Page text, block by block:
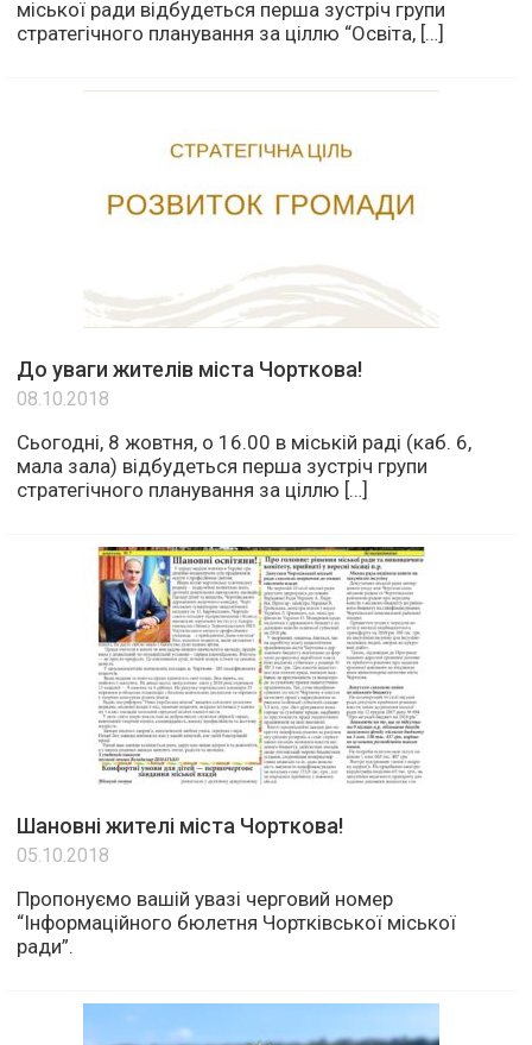
міської ради відбудеться перша зустріч групи
стратегічного планування за ціллю “Освіта, […]
До уваги жителів міста Чорткова!
08.10.2018
Сьогодні, 8 жовтня, о 16.00 в міській раді (каб. 6,
мала зала) відбудеться перша зустріч групи
стратегічного планування за ціллю […]
Шановні жителі міста Чорткова!
05.10.2018
Пропонуємо вашій увазі черговий номер
“Інформаційного бюлетня Чортківської міської
ради”.